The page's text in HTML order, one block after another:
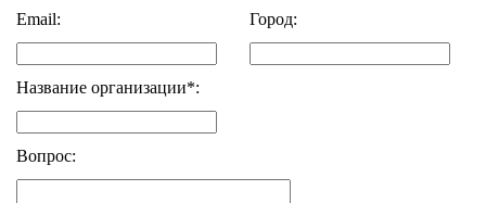
Email: Город:
Название организации*:
Вопрос: